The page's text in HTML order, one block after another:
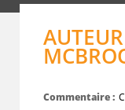
Commentaire :